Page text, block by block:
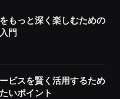
もっと深く楽しむための
門
ビスを賢く活用するため
いポイント